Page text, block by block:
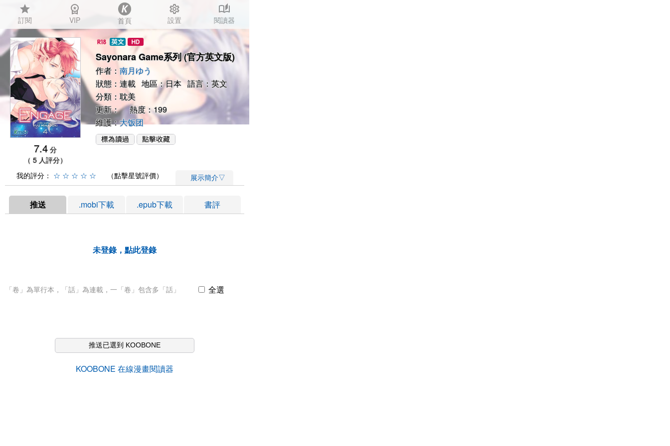
star
訂閱
workspace_premium
VIP 首頁
settings
設置
auto_stories
閱讀器
7.4 分
（ 5 人評分）
Sayonara Game系列 (官方英文版)
作者： 南月ゆう
狀態：連載 地區：日本 語言：英文
分類：耽美
更新： 熱度：199
維護：大饭团
我的評分： ☆ ☆ ☆ ☆ ☆ （點擊星號評價） 展示簡介▽
推送 .mobi下載 .epub下載 書評
未登錄，點此登錄
「卷」為單行本，「話」為連載，一「卷」包含多「話」 全選
推送已選到 KOOBONE
KOOBONE 在線漫畫閱讀器